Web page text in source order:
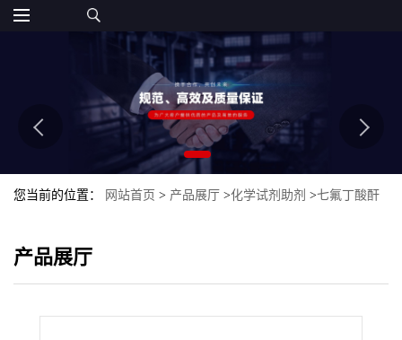
您当前的位置： 网站首页 > 产品展厅 >化学试剂助剂 >七氟丁酸酐
产品展厅